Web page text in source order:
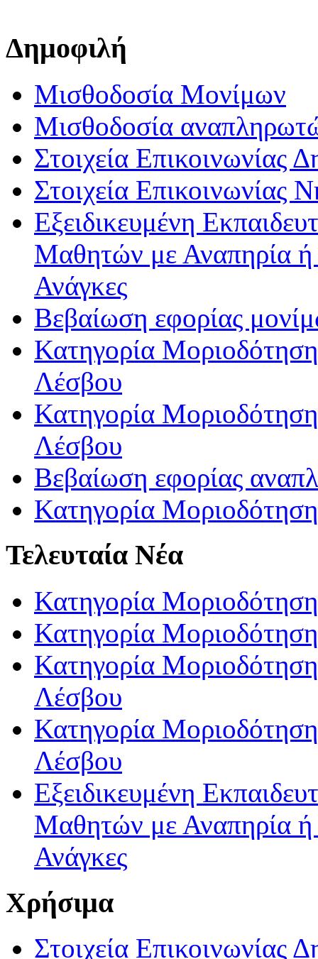
Δημοφιλή
Μισθοδοσία Μονίμων
Μισθοδοσία
Στοιχεία Επικοινωνίας
Στοιχεία Επικοινωνίας
Εξειδικευμένη
Μαθητών με Αναπηρία ή /
Ανάγκες
Βεβαίωση εφορίας
Κατηγορία
Λέσβου
Κατηγορία
Λέσβου
Βεβαίωση εφορίας
Κατηγορία
Τελευταία Νέα
Κατηγορία
Κατηγορία
Κατηγορία
Λέσβου
Κατηγορία
Λέσβου
Εξειδικευμένη
Μαθητών με Αναπηρία ή /
Ανάγκες
Χρήσιμα
Στοιχεία Επικοινωνίας